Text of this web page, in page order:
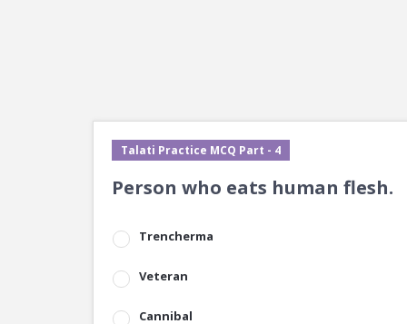
Talati Practice MCQ Part - 4
Person who eats human flesh.
Trencherma
Veteran
Cannibal